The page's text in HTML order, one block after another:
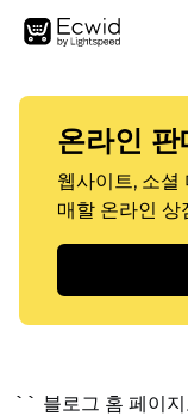
온라인
웹사이트, 소셜
매할 온라인 상
`` 블로그 홈 페이지